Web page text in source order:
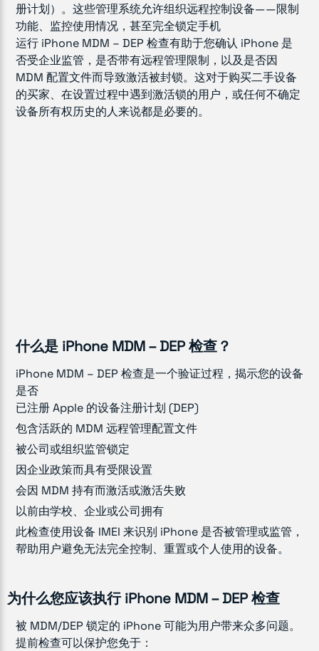
册计划）。这些管理系统允许组织远程控制设备——限制
功能、监控使用情况，甚至完全锁定手机
运行 iPhone MDM – DEP 检查有助于您确认 iPhone 是
否受企业监管，是否带有远程管理限制，以及是否因
MDM 配置文件而导致激活被封锁。这对于购买二手设备
的买家、在设置过程中遇到激活锁的用户，或任何不确定
设备所有权历史的人来说都是必要的。
什么是 iPhone MDM – DEP 检查？
iPhone MDM – DEP 检查是一个验证过程，揭示您的设备
是否
已注册 Apple 的设备注册计划 (DEP)
包含活跃的 MDM 远程管理配置文件
被公司或组织监管锁定
因企业政策而具有受限设置
会因 MDM 持有而激活或激活失败
以前由学校、企业或公司拥有
此检查使用设备 IMEI 来识别 iPhone 是否被管理或监管，
帮助用户避免无法完全控制、重置或个人使用的设备。
为什么您应该执行 iPhone MDM – DEP 检查
被 MDM/DEP 锁定的 iPhone 可能为用户带来众多问题。
提前检查可以保护您免于：